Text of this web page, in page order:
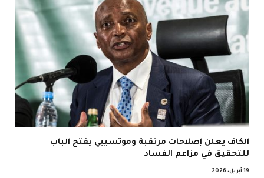
الكاف يعلن إصلاحات مرتقبة وموتسيبي يفتح الباب
للتحقيق في مزاعم الفساد
19 أبريل، 2026